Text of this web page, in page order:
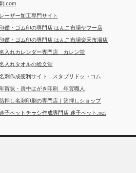
.com
レーザー加工専門サイト
印鑑・ゴム印の専門店 はんこ市場ヤフー店
印鑑・ゴム印の専門店 はんこ市場楽天市場店
入れカレンダー専門店 カレン堂
入れタオルの総文堂
刺作成便利サイト スタプリドットコム
賀状・喪中はがき印刷 年賀職人
押し名刺印刷の専門店｜箔押しショップ
子ペットチラシ作成専門店 迷子ペット.net